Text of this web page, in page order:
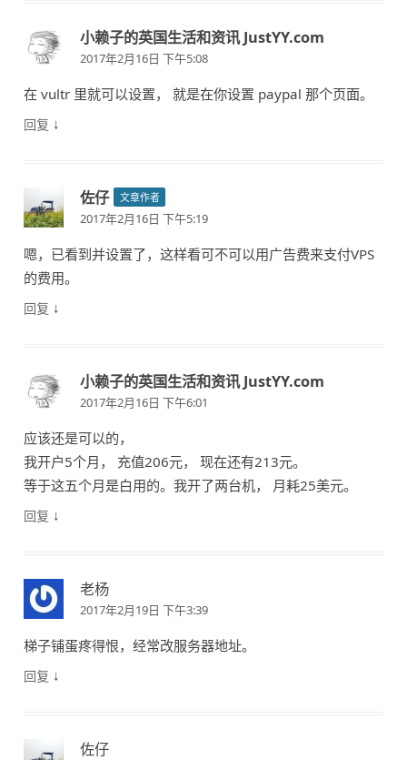
小赖子的英国生活和资讯 JustYY.com
2017年2月16日 下午5:08
在 vultr 里就可以设置， 就是在你设置 paypal 那个页面。
回复 ↓
佐仔 文章作者
2017年2月16日 下午5:19
嗯，已看到并设置了，这样看可不可以用广告费来支付VPS
的费用。
回复 ↓
小赖子的英国生活和资讯 JustYY.com
2017年2月16日 下午6:01
应该还是可以的，
我开户5个月， 充值206元， 现在还有213元。
等于这五个月是白用的。我开了两台机， 月耗25美元。
回复 ↓
老杨
2017年2月19日 下午3:39
梯子铺蛋疼得恨，经常改服务器地址。
回复 ↓
佐仔